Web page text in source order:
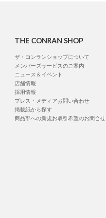
THE CONRAN SHOP
ザ・コンランショップについて
メンバーズサービスのご案内
ニュース＆イベント
店舗情報
採用情報
プレス・メディアお問い合わせ
掲載紙から探す
商品部への新規お取引希望のお問合せ